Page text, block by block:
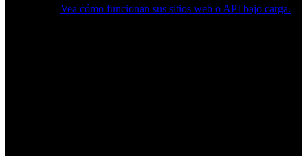
Vea cómo funcionan sus sitios web o API bajo carga.